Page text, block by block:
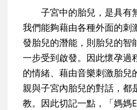
子宮中的胎兒，是具有
我們能夠藉由各種外面的刺
發胎兒的潛能，則胎兒的智
一步受到啟發。因此懷孕過
的情緒、藉由音樂刺激胎兒
親與子宮內胎兒的對話，都
教。因此切記一點，「媽媽